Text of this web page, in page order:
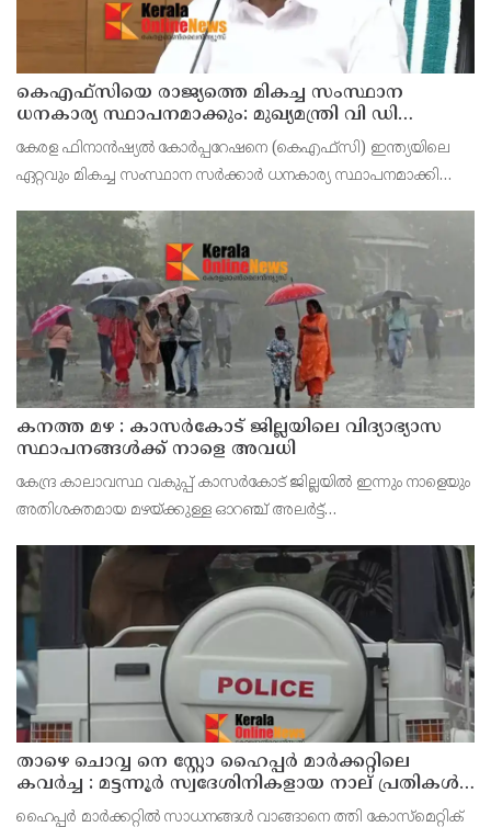
കെഎഫ്‌സിയെ രാജ്യത്തെ മികച്ച സംസ്ഥാന
ധനകാര്യ സ്ഥാപനമാക്കും: മുഖ്യമന്ത്രി വി ഡി
സതീശൻ
കേരള ഫിനാൻഷ്യൽ കോർപ്പറേഷനെ (കെഎഫ്‌സി) ഇന്ത്യയിലെ
ഏറ്റവും മികച്ച സംസ്ഥാന സർക്കാർ ധനകാര്യ സ്ഥാപനമാക്കി
ആഭിമുഖ്യത്തിൽ വിപുലീകരിച്ച 'മുഖ്യമന്ത്ര
കനത്ത മഴ : കാസർകോട് ജില്ലയിലെ വിദ്യാഭ്യാസ
സ്ഥാപനങ്ങൾക്ക് നാളെ അവധി
കേന്ദ്ര കാലാവസ്ഥ വകുപ്പ് കാസർകോട് ജില്ലയിൽ ഇന്നും നാളെയും
അതിശക്തമായ മഴയ്ക്കുള്ള ഓറഞ്ച് അലർട്ട്
പ്രൊഫഷണൽ കോളേജുകൾ ഉൾപ്പെടെയുള്ള എല്ലാ വിദ്യാഭ്യാ
താഴെ ചൊവ്വ നെ സ്റ്റോ ഹൈപ്പർ മാർക്കറ്റിലെ
കവർച്ച : മട്ടന്നൂർ സ്വദേശിനികളായ നാല് പ്രതികൾ
പിടിയിൽ
ഹൈപ്പർ മാർക്കറ്റിൽ സാധനങ്ങൾ വാങ്ങാനെ ത്തി കോസ്മെറ്റിക്